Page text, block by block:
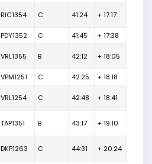
RIC1354 C 41:24 + 17:17
PDY1352 C 41:45 + 17:38
VRL1355 B 42:12 + 18:05
VPM1251 C 42:25 + 18:18
VRL1254 C 42:48 + 18:41
TAP1351 B 43:17 + 19:10
DKP1263 C 44:31 + 20:24